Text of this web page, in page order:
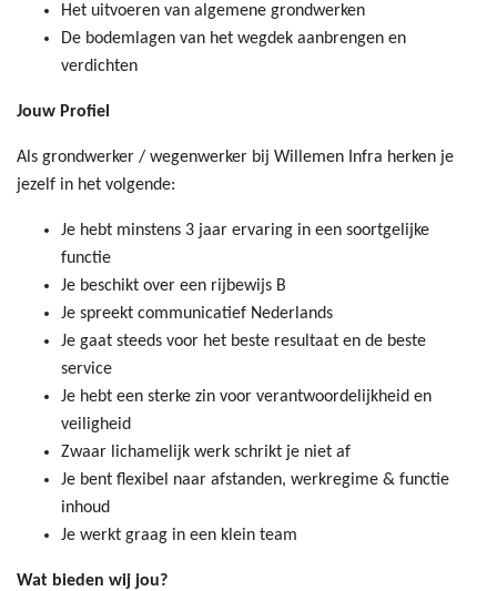
Het uitvoeren van algemene grondwerken
De bodemlagen van het wegdek aanbrengen en
verdichten
Jouw Profiel
Als grondwerker / wegenwerker bij Willemen Infra herken je
jezelf in het volgende:
Je hebt minstens 3 jaar ervaring in een soortgelijke
functie
Je beschikt over een rijbewijs B
Je spreekt communicatief Nederlands
Je gaat steeds voor het beste resultaat en de beste
service
Je hebt een sterke zin voor verantwoordelijkheid en
veiligheid
Zwaar lichamelijk werk schrikt je niet af
Je bent flexibel naar afstanden, werkregime & functie
inhoud
Je werkt graag in een klein team
Wat bieden wij jou?